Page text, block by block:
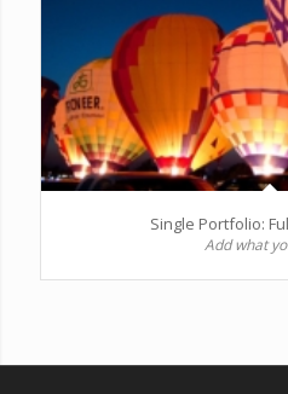
Single Portfolio:
Add what